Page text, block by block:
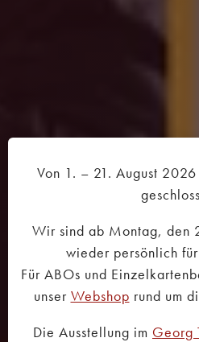
Von 1. – 21. August
Wir sind ab Montag, den
wieder persönlich
Für ABOs und
unser Webshop rund um
Die Ausstellung im Georg